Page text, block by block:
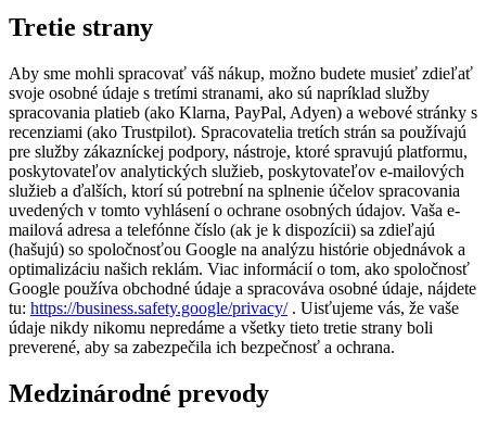
Tretie strany
Aby sme mohli spracovať váš nákup, možno budete musieť zdieľať
svoje osobné údaje s tretími stranami, ako sú napríklad služby
spracovania platieb (ako Klarna, PayPal, Adyen) a webové stránky s
recenziami (ako Trustpilot). Spracovatelia tretích strán sa používajú
pre služby zákazníckej podpory, nástroje, ktoré spravujú platformu,
poskytovateľov analytických služieb, poskytovateľov e-mailových
služieb a ďalších, ktorí sú potrební na splnenie účelov spracovania
uvedených v tomto vyhlásení o ochrane osobných údajov. Vaša e-
mailová adresa a telefónne číslo (ak je k dispozícii) sa zdieľajú
(hašujú) so spoločnosťou Google na analýzu histórie objednávok a
optimalizáciu našich reklám. Viac informácií o tom, ako spoločnosť
Google používa obchodné údaje a spracováva osobné údaje, nájdete
tu: https://business.safety.google/privacy/. Uisťujeme vás, že vaše
údaje nikdy nikomu nepredáme a všetky tieto tretie strany boli
preverené, aby sa zabezpečila ich bezpečnosť a ochrana.
Medzinárodné prevody